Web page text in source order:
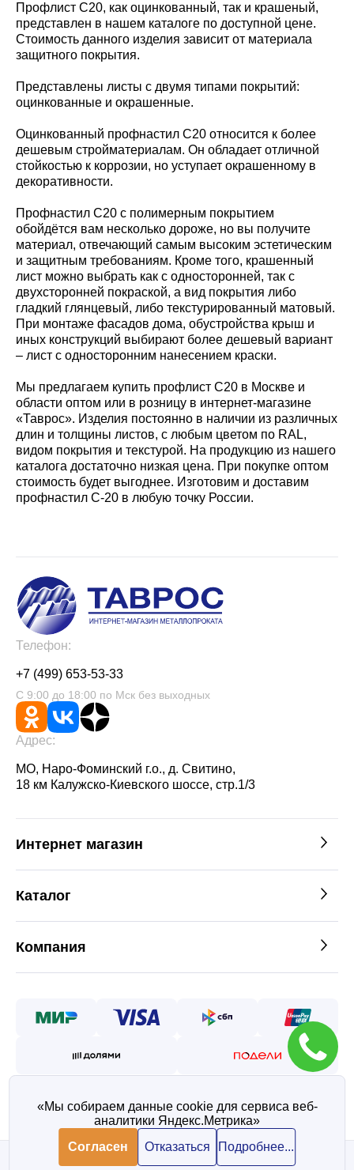
1 898 ₽/ шт В корзину
1 898 ₽/ шт В корзину
Профлист С20, как оцинкованный, так и крашеный,
представлен в нашем каталоге по доступной цене.
Стоимость данного изделия зависит от материала
защитного покрытия.
Представлены листы с двумя типами покрытий:
оцинкованные и окрашенные.
Оцинкованный профнастил С20 относится к более
дешевым стройматериалам. Он обладает отличной
стойкостью к коррозии, но уступает окрашенному в
декоративности.
Профнастил С20 с полимерным покрытием
обойдётся вам несколько дороже, но вы получите
материал, отвечающий самым высоким эстетическим
и защитным требованиям. Кроме того, крашенный
лист можно выбрать как с односторонней, так с
двухсторонней покраской, а вид покрытия либо
гладкий глянцевый, либо текстурированный матовый.
При монтаже фасадов дома, обустройства крыш и
иных конструкций выбирают более дешевый вариант
– лист с односторонним нанесением краски.
Мы предлагаем купить профлист С20 в Москве и
области оптом или в розницу в интернет-магазине
«Таврос». Изделия постоянно в наличии из различных
длин и толщины листов, с любым цветом по RAL,
видом покрытия и текстурой. На продукцию из нашего
каталога достаточно низкая цена. При покупке оптом
стоимость будет выгоднее. Изготовим и доставим
профнастил С-20 в любую точку России.
Телефон:
+7 (499) 653-53-33
С 9:00 до 18:00 по Мск без выходных
Адрес:
МО, Наро-Фоминский г.о., д. Свитино,
18 км Калужско-Киевского шоссе, стр.1/3
Интернет магазин
Каталог
Компания
©2026 — Таврос интернет
магазин металлопроката
Политика конфиденциальности
Согласие на обработку персональных данных
«Мы собираем данные cookie для сервиса веб-
аналитики Яндекс.Метрика»
Согласен
Отказаться Подробнее...